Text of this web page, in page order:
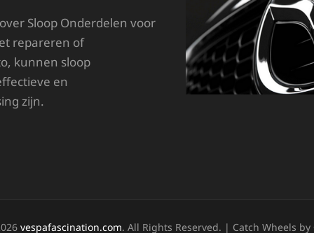
Sloop Onderdelen voor
repareren of
kunnen sloop
en
zijn.
vespafascination.com. All Rights Reserved. | Catch Wheels by